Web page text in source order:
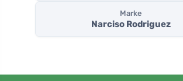
Marke
Narciso Rodriguez